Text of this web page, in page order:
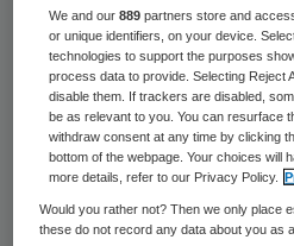
linkerheup en kan
verdenking van een
femurfractuur wordt
onderzoek blijkt ze
hebben en hoeft niet
worden. Ze wordt
van pijnklachten met
We and our889 partners store and
or unique identifiers, on your device.
technologies to support the purposes
process data to provide. Selecting Reject
disable them. If trackers are disabled,
be as relevant to you. You can resurface
withdraw consent at any time by clicking
bottom of the webpage. Your choices will
more details, refer to our Privacy Policy.
Would you rather not? Then we only place
these do not record any data about you as